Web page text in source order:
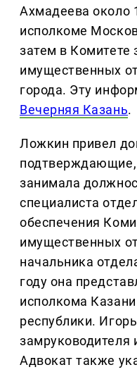
Ахмадеева около
исполкоме
затем в Комитете
имущественных
города. Эту
Вечерняя Казань.
Ложкин привел
занимала
специалиста
обеспечения
имущественных
начальника
году она
исполкома
республики.
замруководителя
Адвокат также